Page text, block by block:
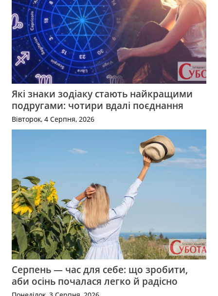
Які знаки зодіаку стають найкращими
подругами: чотири вдалі поєднання
Вівторок, 4 Серпня, 2026
Серпень — час для себе: що зробити,
аби осінь почалася легко й радісно